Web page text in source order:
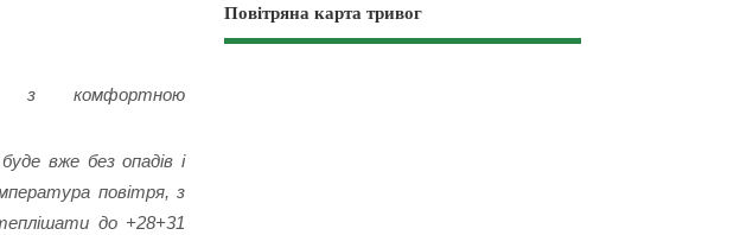
з комфортною
вже без опадів і
повітря, з
до +28+31
Повітряна карта тривог